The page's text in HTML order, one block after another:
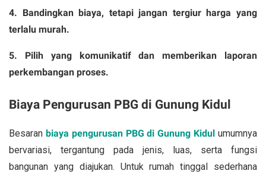
4. Bandingkan biaya, tetapi jangan tergiur harga yang
terlalu murah.
5. Pilih yang komunikatif dan memberikan laporan
perkembangan proses.
Biaya Pengurusan PBG di Gunung Kidul
Besaran biaya pengurusan PBG di Gunung Kidul umumnya
bervariasi, tergantung pada jenis, luas, serta fungsi
bangunan yang diajukan. Untuk rumah tinggal sederhana